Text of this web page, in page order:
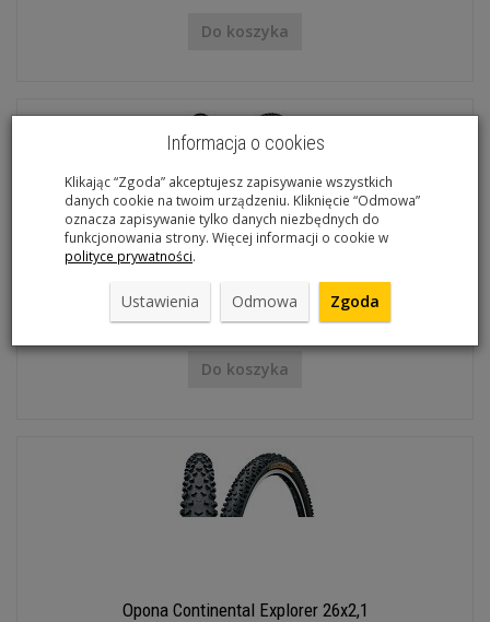
Do koszyka
Artykuł na zamówienie
59,00 zł
Do koszyka
Opona Continental Explorer 26x2,1
Informacja o cookies
Klikając “Zgoda” akceptujesz zapisywanie wszystkich
danych cookie na twoim urządzeniu. Kliknięcie “Odmowa”
oznacza zapisywanie tylko danych niezbędnych do
funkcjonowania strony. Więcej informacji o cookie w
polityce prywatności.
Ustawienia Odmowa Zgoda